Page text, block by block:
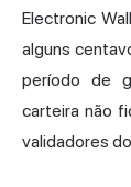
Electronic
alguns
período de
carteira não
validadores